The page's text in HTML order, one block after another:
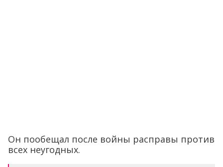
Он пообещал после войны расправы против
всех неугодных.